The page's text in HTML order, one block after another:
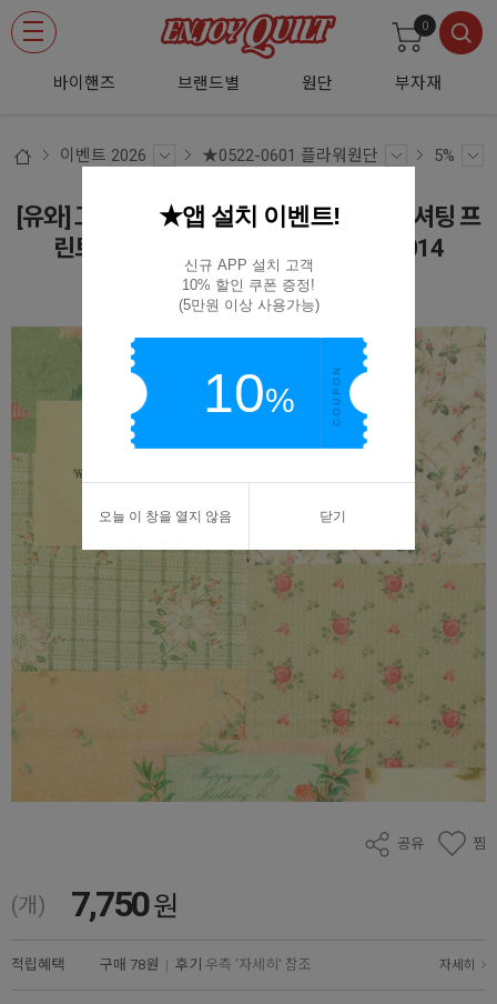
바이핸즈 브랜드별 원단 부자재
0
이벤트 2026 ★0522-0601 플라워원단 5%
[유와] 고노 사나에 빈티지 플라워 패치워크 셔팅 프
린트원단 - 베이지핑크 (1/4yd) KS25-014
KS25-014
공유 찜
(개) 7,750원
적립혜택 구매 78원 | 후기 우측 '자세히' 참조 자세히
★앱 설치 이벤트!
신규 APP 설치 고객
10% 할인 쿠폰 증정!
(5만원 이상 사용가능)
10%
오늘 이 창을 열지 않음 닫기